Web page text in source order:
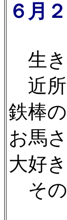
６月
生き
近所
鉄棒
お馬
大好
その